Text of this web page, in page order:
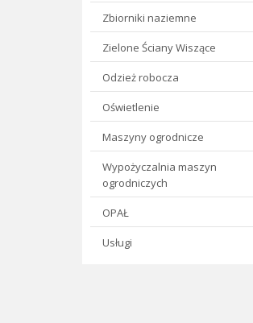
Zbiorniki naziemne
Zielone Ściany Wiszące
Odzież robocza
Oświetlenie
Maszyny ogrodnicze
Wypożyczalnia maszyn
ogrodniczych
OPAŁ
Usługi